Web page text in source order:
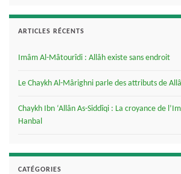
ARTICLES RÉCENTS
Imâm Al-Mâtourîdi : Allâh existe sans endroit
Le Chaykh Al-Mârighni parle des attributs de
Chaykh Ibn ‘Allân As-Siddîqi : La croyance de
Hanbal
CATÉGORIES